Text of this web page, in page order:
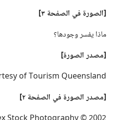
‏[الصورة في الصفحة ٣]‏
ماذا يفسر وجودها؟‏
‏[مصدر الصورة]‏
‏[مصدر الصورة في الصفحة ٢]‏